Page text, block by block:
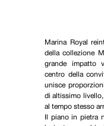
Marina Royal
della collezione
grande impatto
centro della
unisce
di altissimo
al tempo stesso
Il piano in pietra